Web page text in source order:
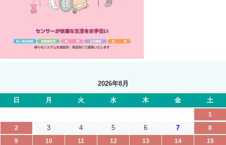
2026年8月
日 月 火 水 木 金 土
1
2
3 4 5 6 7
8
9
10 11 12 13 14
15